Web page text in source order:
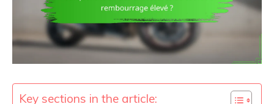
Key sections in the article: